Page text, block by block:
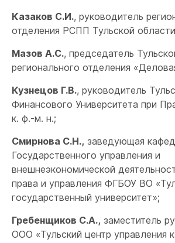
Казаков С.И., руководитель
отделения РСПП Тульской
Мазов А.С., председатель
регионального отделения
Кузнецов Г.В., руководитель
Финансового Университета при
к. ф.-м. н.;
Смирнова С.Н., заведующая
Государственного управления и
внешнеэкономической
права и управления ФГБОУ ВО
государственный университет»;
Гребенщиков С.А., заместитель
ООО «Тульский центр управления